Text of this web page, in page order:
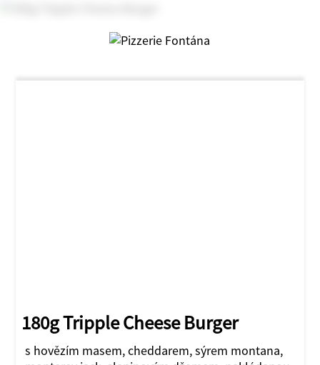
180g Tripple Cheese Burger
s hovězím masem, cheddarem, sýrem montana,